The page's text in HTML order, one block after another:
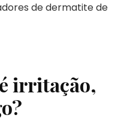
de dermatite de
irritação,